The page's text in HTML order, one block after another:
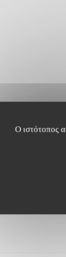
Ο ιστότοπος
Οι